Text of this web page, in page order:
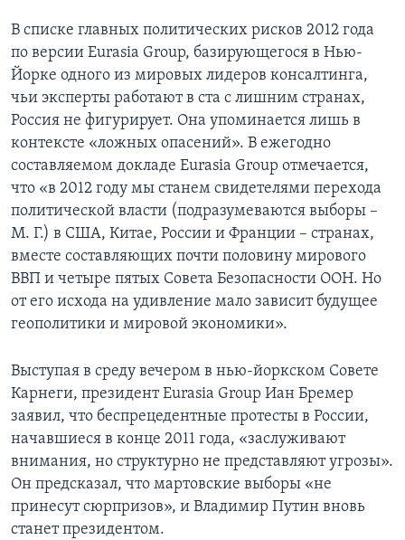
В списке главных политических рисков 2012 года
по версии Eurasia Group, базирующегося в Нью-
Йорке одного из мировых лидеров консалтинга,
чьи эксперты работают в ста с лишним странах,
Россия не фигурирует. Она упоминается лишь в
контексте «ложных опасений». В ежегодно
составляемом докладе Eurasia Group отмечается,
что «в 2012 году мы станем свидетелями перехода
политической власти (подразумеваются выборы –
М. Г.) в США, Китае, России и Франции – странах,
вместе составляющих почти половину мирового
ВВП и четыре пятых Совета Безопасности ООН. Но
от его исхода на удивление мало зависит будущее
геополитики и мировой экономики».
Выступая в среду вечером в нью-йоркском Совете
Карнеги, президент Eurasia Group Иан Бремер
заявил, что беспрецедентные протесты в России,
начавшиеся в конце 2011 года, «заслуживают
внимания, но структурно не представляют угрозы».
Он предсказал, что мартовские выборы «не
принесут сюрпризов», и Владимир Путин вновь
станет президентом.